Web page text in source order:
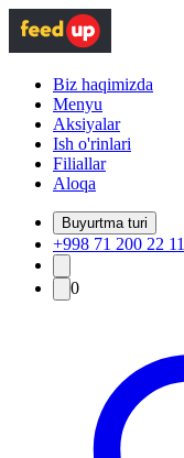
Biz haqimizda
Menyu
Aksiyalar
Ish o'rinlari
Filiallar
Aloqa
Buyurtma turi
+998 71 200 22 11
0